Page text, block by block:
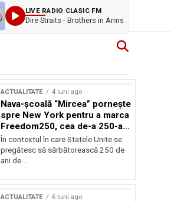
LIVE RADIO CLASIC FM
Dire Straits - Brothers in Arms
ACTUALITATE 4 luni ago
Nava-școală “Mircea” pornește
spre New York pentru a marca
Freedom250, cea de-a 250-a
aniversare a Statelor Unite
În contextul în care Statele Unite se
pregătesc să sărbătorească 250 de
ani de...
ACTUALITATE 6 luni ago